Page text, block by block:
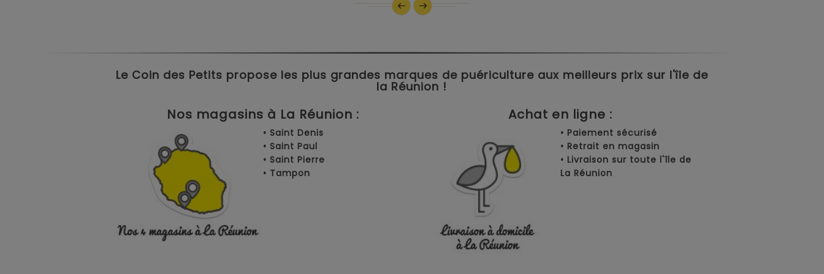
Le Coin des Petits propose les plus grandes marques de puériculture aux meilleurs prix sur l'île de
la Réunion !
Nos magasins à La Réunion : Achat en ligne :
• Saint Denis
• Saint Paul
• Saint Pierre
• Tampon
• Paiement sécurisé
• Retrait en magasin
• Livraison sur toute l'île de
La Réunion